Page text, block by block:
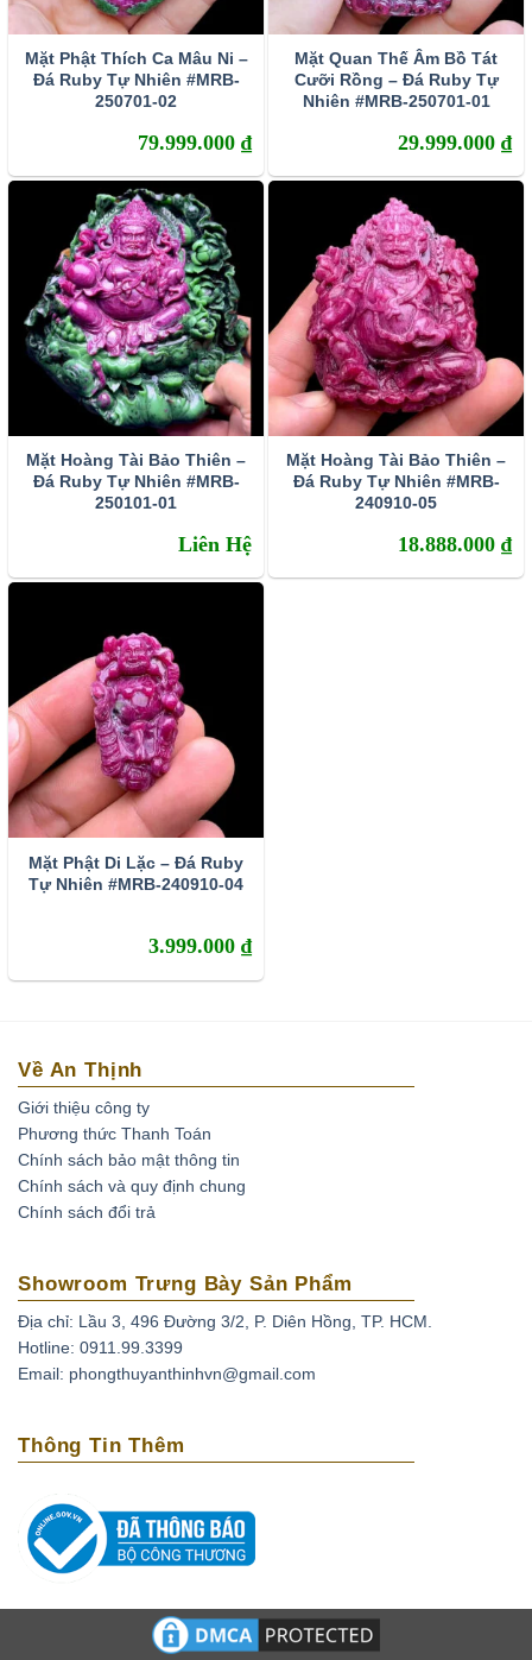
Mặt Phật Thích Ca Mâu Ni –
Đá Ruby Tự Nhiên #MRB-
250701-02
79.999.000 ₫
Mặt Quan Thế Âm Bồ Tát
Cưỡi Rồng – Đá Ruby Tự
Nhiên #MRB-250701-01
29.999.000 ₫
Mặt Hoàng Tài Bảo Thiên –
Đá Ruby Tự Nhiên #MRB-
250101-01
Liên Hệ
Mặt Hoàng Tài Bảo Thiên –
Đá Ruby Tự Nhiên #MRB-
240910-05
18.888.000 ₫
Mặt Phật Di Lặc – Đá Ruby
Tự Nhiên #MRB-240910-04
3.999.000 ₫
Về An Thịnh
Giới thiệu công ty
Phương thức Thanh Toán
Chính sách bảo mật thông tin
Chính sách và quy định chung
Chính sách đổi trả
Showroom Trưng Bày Sản Phẩm
Địa chỉ: Lầu 3, 496 Đường 3/2, P. Diên Hồng, TP. HCM.
Hotline: 0911.99.3399
Email: phongthuyanthinhvn@gmail.com
Thông Tin Thêm